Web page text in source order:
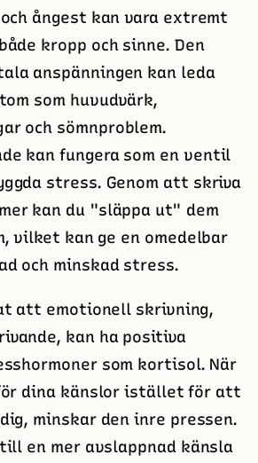
ångest kan vara extremt
kropp och sinne. Den
anspänningen kan leda
som huvudvärk,
och sömnproblem.
kan fungera som en ventil
stress. Genom att skriva
kan du "släppa ut" dem
vilket kan ge en omedelbar
och minskad stress.
att emotionell skrivning,
kan ha positiva
som kortisol. När
dina känslor istället för att
minskar den inre pressen.
en mer avslappnad känsla